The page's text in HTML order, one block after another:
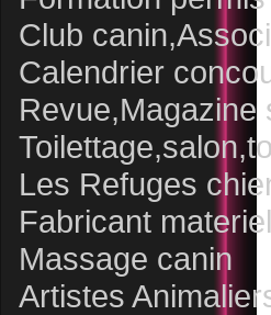
Club
Calendrier
Revue,Magazine
Les Refuges
Fabricant
Massage canin
Artistes